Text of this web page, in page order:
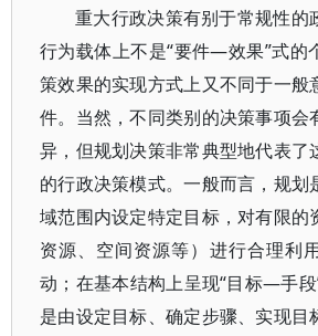
重大行政决策有别于常规性的
行为载体上不是“要件—效果”式的
策效果的实现方式上又不同于一般
件。当然，不同类别的决策事项会
异，但规划决策非常典型地代表了
的行政决策模式。一般而言，规划
域范围内设定特定目标，对有限的
资源、空间资源等）进行合理利
动；在基本结构上呈现“目标—手
是由设定目标、确定步骤、实现目